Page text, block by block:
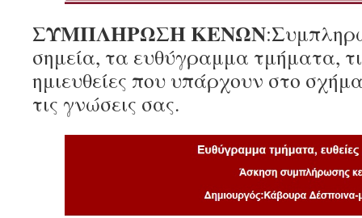
ΣΥΜΠΛΗΡΩΣΗ ΚΕΝΩΝ
σημεία, τα ευθύγραμμα τμήματα,
ημιευθείες που υπάρχουν στο
τις γνώσεις σας.